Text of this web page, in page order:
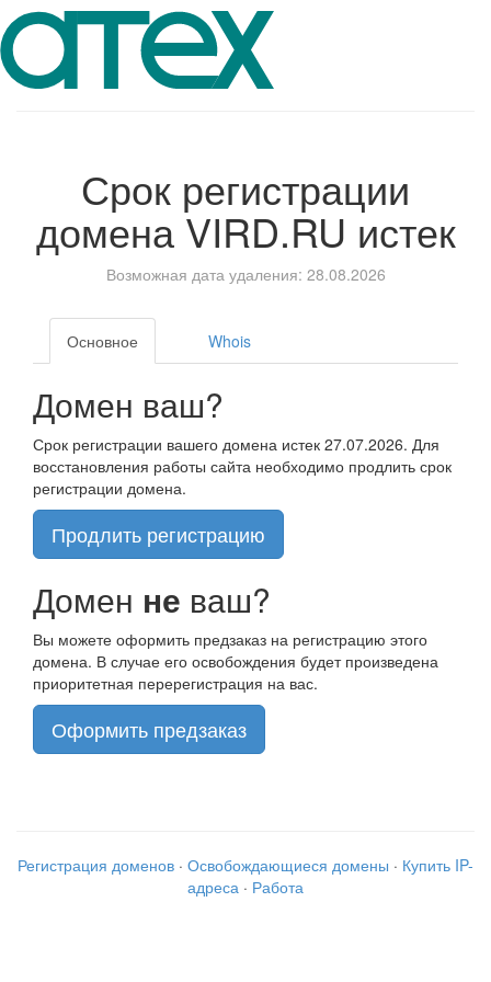
Срок регистрации
доменаVIRD.RU истек
Возможная дата удаления: 28.08.2026
Основное Whois
Домен ваш?
Срок регистрации вашего домена истек 27.07.2026. Для
восстановления работы сайта необходимо продлить срок
регистрации домена.
Продлить регистрацию
Домен не ваш?
Вы можете оформить предзаказ на регистрацию этого
домена. В случае его освобождения будет произведена
приоритетная перерегистрация на вас.
Оформить предзаказ
Регистрация доменов · Освобождающиеся домены · Купить IP-
адреса · Работа